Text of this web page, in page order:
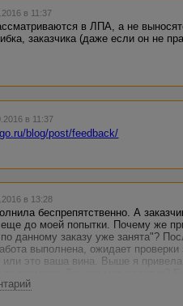
в 11:37
в ЛПА, а не
заказчика (даже если он не
в 11:37
blog/post/feedback/
в 13:28
беспрепятственно. А
до моей попытки. Почему же
данному заказу уже занята"?
выполнена, ожидает
или это ваша вина. Выше я